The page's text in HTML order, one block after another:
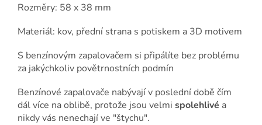
Rozměry: 58 x 38 mm
Materiál: kov, přední strana s potiskem a 3D motivem
S benzínovým zapalovačem si připálíte bez problému
za jakýchkoliv povětrnostních podmín
Benzínové zapalovače nabývají v poslední době čím
dál více na oblibě, protože jsou velmi spolehlivé a
nikdy vás nenechají ve "štychu".